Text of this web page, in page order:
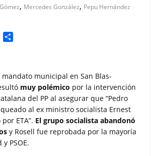
, Mercedes González, Pepu Hernández
a
r
t
i
r
municipal en San Blas-
muy polémico por la intervención
del PP al asegurar que “Pedro
al ex ministro socialista Ernest
ETA”. El grupo socialista abandonó
y Rosell fue reprobada por la mayoría
PSOE.